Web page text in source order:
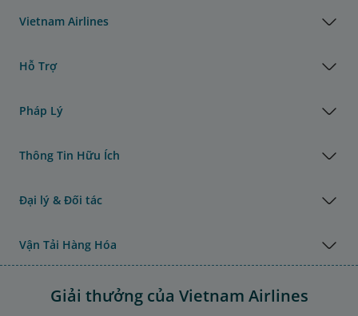
Vietnam Airlines
Hỗ Trợ
Pháp Lý
Thông Tin Hữu Ích
Đại lý & Đối tác
Vận Tải Hàng Hóa
Giải thưởng của Vietnam Airlines